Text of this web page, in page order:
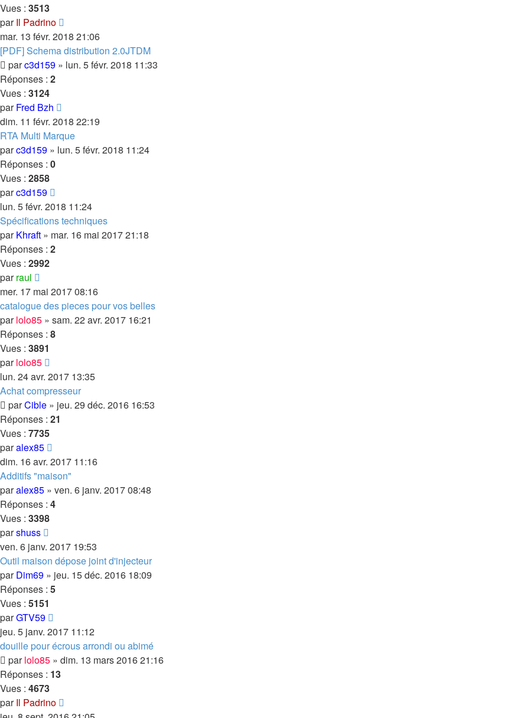
Vues : 3513
parIl Padrino
mar. 13 févr. 2018 21:06
[PDF] Schema distribution 2.0JTDM
parc3d159 » lun. 5 févr. 2018 11:33
Réponses : 2
Vues : 3124
parFred Bzh
dim. 11 févr. 2018 22:19
RTA Multi Marque
parc3d159 » lun. 5 févr. 2018 11:24
Réponses : 0
Vues : 2858
parc3d159
lun. 5 févr. 2018 11:24
Spécifications techniques
parKhraft » mar. 16 mai 2017 21:18
Réponses : 2
Vues : 2992
parraul
mer. 17 mai 2017 08:16
catalogue des pieces pour vos belles
parlolo85 » sam. 22 avr. 2017 16:21
Réponses : 8
Vues : 3891
parlolo85
lun. 24 avr. 2017 13:35
Achat compresseur
parCible » jeu. 29 déc. 2016 16:53
Réponses : 21
Vues : 7735
paralex85
dim. 16 avr. 2017 11:16
Additifs "maison"
paralex85 » ven. 6 janv. 2017 08:48
Réponses : 4
Vues : 3398
parshuss
ven. 6 janv. 2017 19:53
Outil maison dépose joint d'injecteur
parDim69 » jeu. 15 déc. 2016 18:09
Réponses : 5
Vues : 5151
parGTV59
jeu. 5 janv. 2017 11:12
douille pour écrous arrondi ou abimé
parlolo85 » dim. 13 mars 2016 21:16
Réponses : 13
Vues : 4673
parIl Padrino